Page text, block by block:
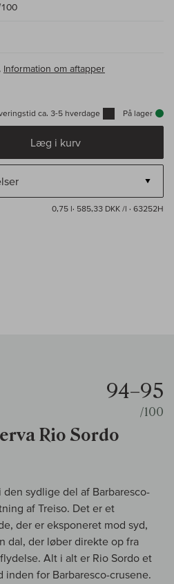
Information om aftapper
ca. 3-5 hverdage På lager
Læg i kurv
0,75 l· 585,33 DKK /l · 63252H
Rio Sordo
94–95
/100
sydlige del af Barbaresco-
af Treiso. Det er et
der er eksponeret mod syd,
dal, der løber direkte op fra
Alt i alt er Rio Sordo et
for Barbaresco-crusene.